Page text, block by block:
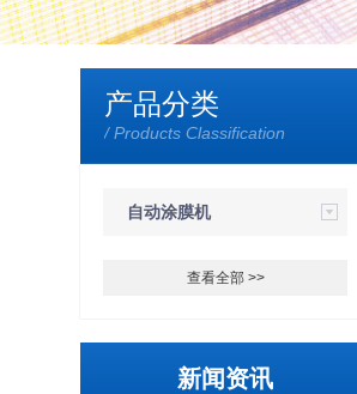
产品分类
/ Products Classification
自动涂膜机
查看全部 >>
新闻资讯